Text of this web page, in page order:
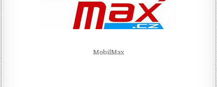
MobilMax